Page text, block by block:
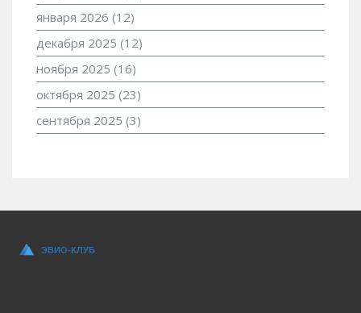
января 2026 (12)
декабря 2025 (12)
ноября 2025 (16)
октября 2025 (23)
сентября 2025 (3)